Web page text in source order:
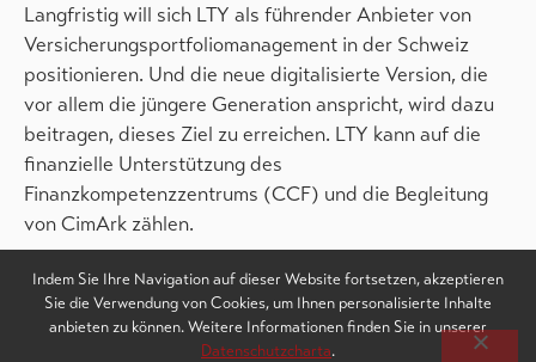
Langfristig will sich LTY als führender Anbieter von
Versicherungsportfoliomanagement in der Schweiz
positionieren. Und die neue digitalisierte Version, die
vor allem die jüngere Generation anspricht, wird dazu
beitragen, dieses Ziel zu erreichen. LTY kann auf die
finanzielle Unterstützung des
Finanzkompetenzzentrums (CCF) und die Begleitung
von CimArk zählen.
Indem Sie Ihre Navigation auf dieser Website fortsetzen, akzeptieren
Sie die Verwendung von Cookies, um Ihnen personalisierte Inhalte
anbieten zu können. Weitere Informationen finden Sie in unserer
Datenschutzcharta.